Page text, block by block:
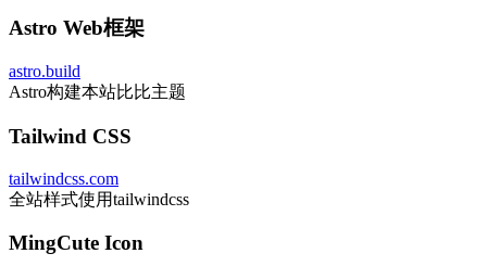
Astro Web框架
astro.build
Astro构建本站比比主题
Tailwind CSS
tailwindcss.com
全站样式使用tailwindcss
MingCute Icon